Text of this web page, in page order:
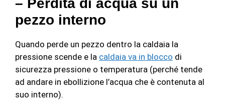
– Perdita di acqua su un
pezzo interno
Quando perde un pezzo dentro la caldaia la
pressione scende e la caldaia va in blocco di
sicurezza pressione o temperatura (perché tende
ad andare in ebollizione l’acqua che è contenuta al
suo interno).